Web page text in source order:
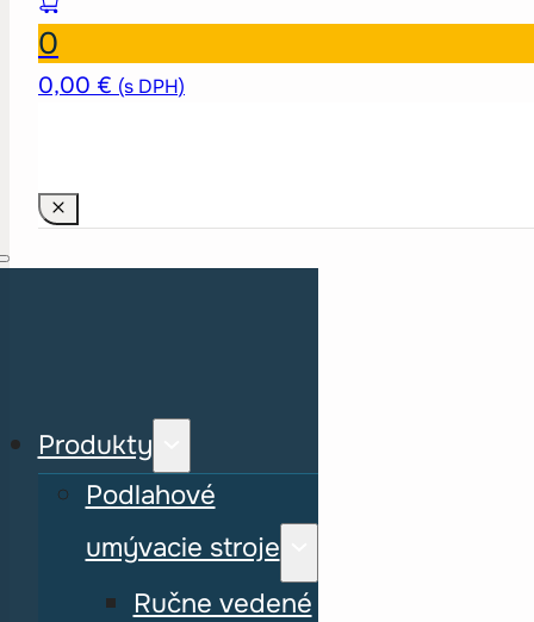
0
0,00 € (s DPH)
Produkty
Podlahové
umývacie stroje
Ručne vedené